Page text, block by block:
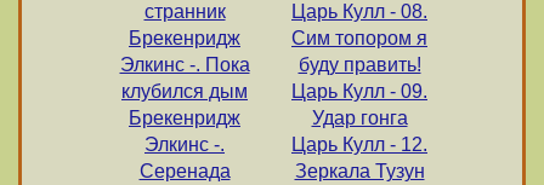
странник
Брекенридж
Элкинс -. Пока
клубился дым
Брекенридж
Элкинс -.
Серенада
Царь Кулл - 08.
Сим топором я
буду править!
Царь Кулл - 09.
Удар гонга
Царь Кулл - 12.
Зеркала Тузун